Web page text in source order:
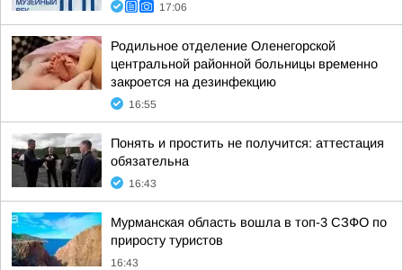
17:06
Родильное отделение Оленегорской
центральной районной больницы временно
закроется на дезинфекцию
16:55
Понять и простить не получится: аттестация
обязательна
16:43
Мурманская область вошла в топ-3 СЗФО по
приросту туристов
16:43